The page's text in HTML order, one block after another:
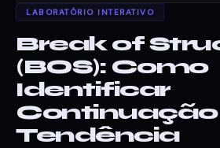
LABORATÓRIO INTERATIVO
Break of
(BOS): Como
Identificar
Continuação
Tendência